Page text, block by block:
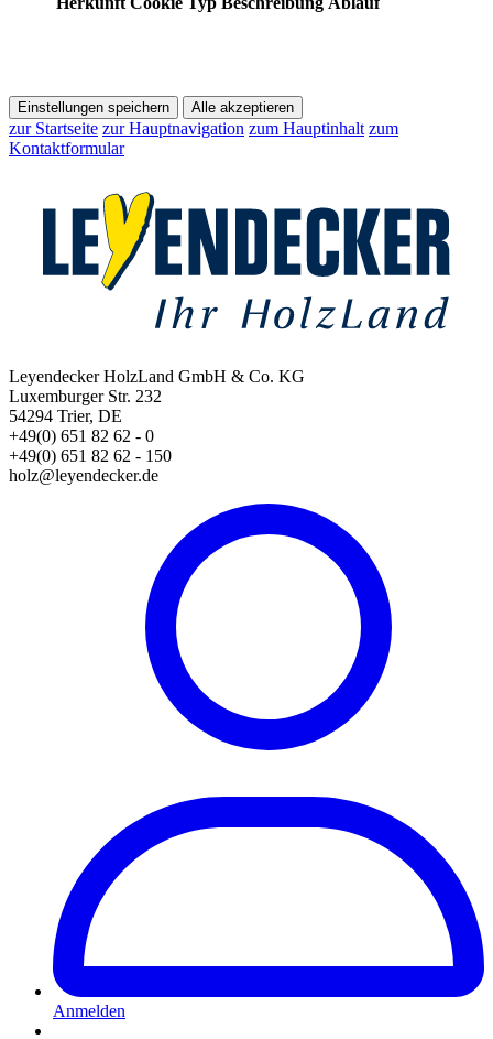
Einstellungen speichern Alle akzeptieren
zur Startseite zur Hauptnavigation zum Hauptinhalt zum
Kontaktformular
Leyendecker HolzLand GmbH & Co. KG
Luxemburger Str. 232
54294 Trier, DE
+49(0) 651 82 62 - 0
+49(0) 651 82 62 - 150
holz@leyendecker.de
Anmelden